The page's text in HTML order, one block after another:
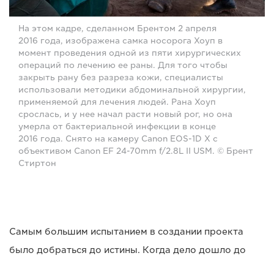
На этом кадре, сделанном Брентом 2 апреля
2016 года, изображена самка носорога Хоуп в
момент проведения одной из пяти хирургических
операций по лечению ее раны. Для того чтобы
закрыть рану без разреза кожи, специалисты
использовали методики абдоминальной хирургии,
применяемой для лечения людей. Рана Хоуп
срослась, и у нее начал расти новый рог, но она
умерла от бактериальной инфекции в конце
2016 года. Снято на камеру Canon EOS-1D X с
объективом Canon EF 24-70mm f/2.8L II USM. © Брент
Стиртон
Самым большим испытанием в создании проекта
было добраться до истины. Когда дело дошло до